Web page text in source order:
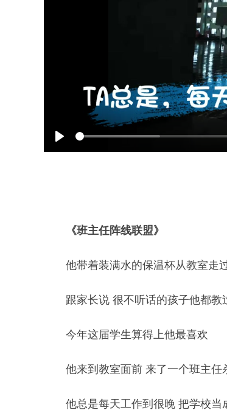
Play
《班主任阵线联盟》
他带着装满水的保温杯从教室走
跟家长说 很不听话的孩子他都教
今年这届学生算得上他最喜欢
他来到教室面前 来了一个班主任
他总是每天工作到很晚 把学校当